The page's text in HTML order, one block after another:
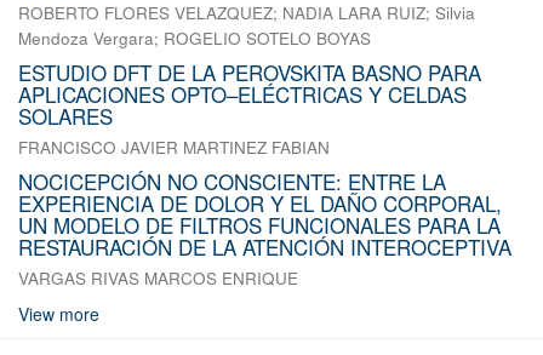
ROBERTO FLORES VELAZQUEZ; NADIA LARA RUIZ; Silvia
Mendoza Vergara; ROGELIO SOTELO BOYAS
ESTUDIO DFT DE LA PEROVSKITA BASNO PARA
APLICACIONES OPTO–ELÉCTRICAS Y CELDAS
SOLARES
FRANCISCO JAVIER MARTINEZ FABIAN
NOCICEPCIÓN NO CONSCIENTE: ENTRE LA
EXPERIENCIA DE DOLOR Y EL DAÑO CORPORAL,
UN MODELO DE FILTROS FUNCIONALES PARA LA
RESTAURACIÓN DE LA ATENCIÓN INTEROCEPTIVA
VARGAS RIVAS MARCOS ENRIQUE
View more